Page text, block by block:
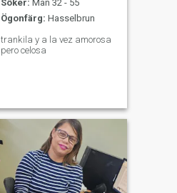
Söker: Man 32 - 55
Ögonfärg: Hasselbrun
trankila y a la vez amorosa
pero celosa